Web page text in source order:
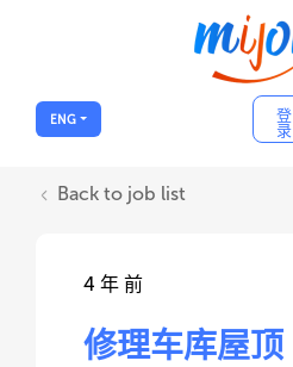
ENG 登
录
Back to job list
4 年 前
修理车库屋顶